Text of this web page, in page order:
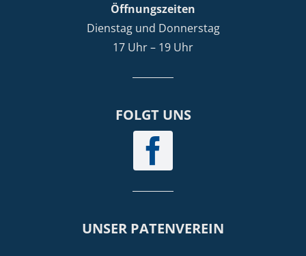
Öffnungszeiten
Dienstag und Donnerstag
17 Uhr – 19 Uhr
FOLGT UNS
UNSER PATENVEREIN